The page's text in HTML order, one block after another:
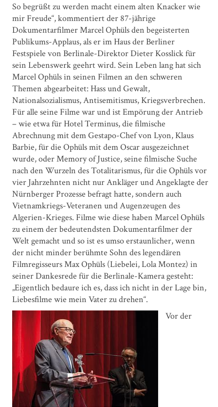
So begrüßt zu werden macht einem alten Knacker wie
mir Freude“, kommentiert der 87-jährige
Dokumentarfilmer Marcel Ophüls den begeisterten
Publikums-Applaus, als er im Haus der Berliner
Festspiele von Berlinale-Direktor Dieter Kosslick für
sein Lebenswerk geehrt wird. Sein Leben lang hat sich
Marcel Ophüls in seinen Filmen an den schweren
Themen abgearbeitet: Hass und Gewalt,
Nationalsozialismus, Antisemitismus, Kriegsverbrechen.
Für alle seine Filme war und ist Empörung der Antrieb
– wie etwa für Hotel Terminus, die filmische
Abrechnung mit dem Gestapo-Chef von Lyon, Klaus
Barbie, für die Ophüls mit dem Oscar ausgezeichnet
wurde, oder Memory of Justice, seine filmische Suche
nach den Wurzeln des Totalitarismus, für die Ophüls vor
vier Jahrzehnten nicht nur Ankläger und Angeklagte der
Nürnberger Prozesse befragt hatte, sondern auch
Vietnamkriegs-Veteranen und Augenzeugen des
Algerien-Krieges. Filme wie diese haben Marcel Ophüls
zu einem der bedeutendsten Dokumentarfilmer der
Welt gemacht und so ist es umso erstaunlicher, wenn
der nicht minder berühmte Sohn des legendären
Filmregisseurs Max Ophüls (Liebelei, Lola Montez) in
seiner Dankesrede für die Berlinale-Kamera gesteht:
„Eigentlich bedaure ich es, dass ich nicht in der Lage bin,
Liebesfilme wie mein Vater zu drehen“.
Vor der